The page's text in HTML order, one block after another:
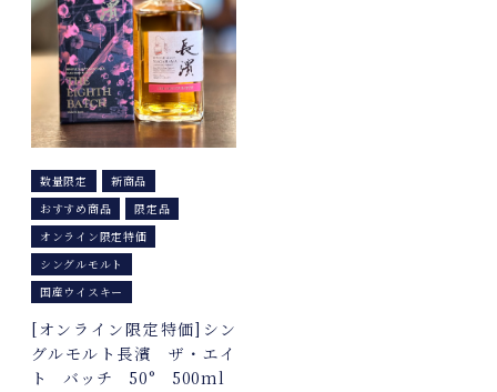
数量限定
新商品
おすすめ商品
限定品
オンライン限定特価
シングルモルト
国産ウイスキー
[オンライン限定特価]シン
グルモルト長濱 ザ・エイ
ト バッチ 50° 500ml